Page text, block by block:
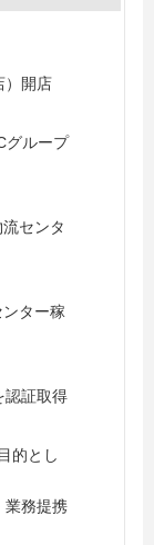
開店
ループ
センタ
ター稼
証取得
的とし
務提携